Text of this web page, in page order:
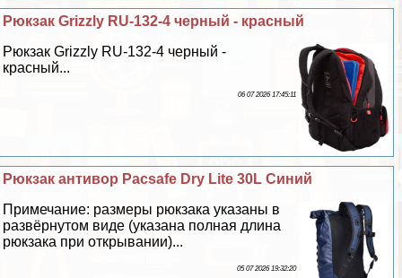
Рюкзак Grizzly RU-132-4 черный - красный
Рюкзак Grizzly RU-132-4 черный -
красный...
06 07 2026 17:45:11
Рюкзак антивор Pacsafe Dry Lite 30L Синий
Примечание: размеры рюкзака указаны в
развёрнутом виде (указана полная длина
рюкзака при открывании)...
05 07 2026 19:32:20